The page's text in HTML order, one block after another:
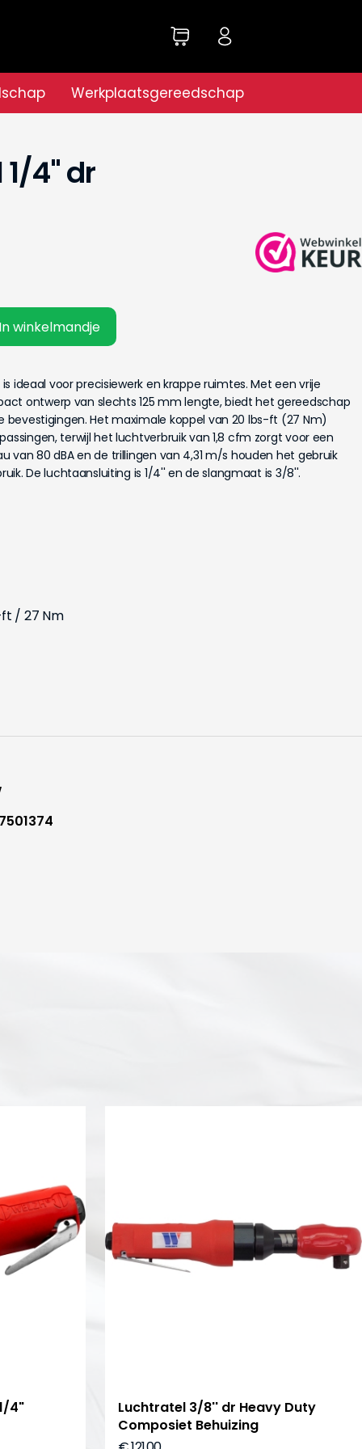
Werkplaatsgereedschap
4'' dr
winkelmandje
ideaal voor precisiewerk en krappe ruimtes. Met een vrije
ontwerp van slechts 125 mm lengte, biedt het gereedschap
bevestigingen. Het maximale koppel van 20 lbs-ft (27 Nm)
terwijl het luchtverbruik van 1,8 cfm zorgt voor een
van 80 dBA en de trillingen van 4,31 m/s houden het gebruik
De luchtaansluiting is 1/4'' en de slangmaat is 3/8''.
/ 27 Nm
4"
Luchtratel 3/8'' dr Heavy Duty
Composiet Behuizing